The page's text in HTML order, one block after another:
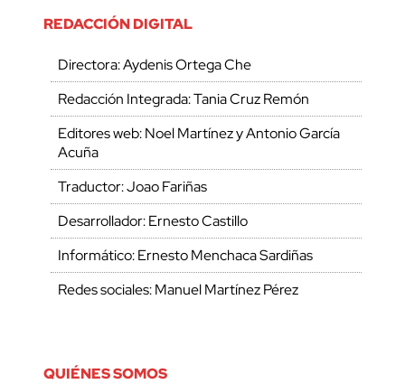
REDACCIÓN DIGITAL
Directora: Aydenis Ortega Che
Redacción Integrada: Tania Cruz Remón
Editores web: Noel Martínez y Antonio García
Acuña
Traductor: Joao Fariñas
Desarrollador: Ernesto Castillo
Informático: Ernesto Menchaca Sardiñas
Redes sociales: Manuel Martínez Pérez
QUIÉNES SOMOS